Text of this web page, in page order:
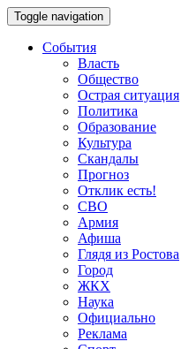
Toggle navigation
События
Власть
Общество
Острая ситуация
Политика
Образование
Культура
Скандалы
Прогноз
Отклик есть!
СВО
Армия
Афиша
Глядя из Ростова
Город
ЖКХ
Наука
Официально
Реклама